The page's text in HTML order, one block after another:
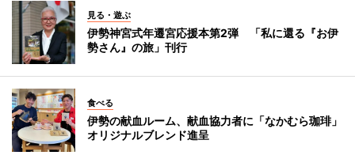
見る・遊ぶ
伊勢神宮式年遷宮応援本第2弾 「私に還る『お伊
勢さん』の旅」刊行
食べる
伊勢の献血ルーム、献血協力者に「なかむら珈琲」
オリジナルブレンド進呈